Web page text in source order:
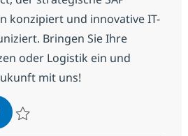
konzipiert und innovative IT-
Bringen Sie Ihre
oder Logistik ein und
mit uns!
Consultant SAP